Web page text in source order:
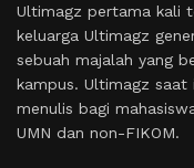
Ultimagz pertama kali
keluarga Ultimagz
sebuah majalah yang
kampus. Ultimagz
menulis bagi
UMN dan non-FIKOM.